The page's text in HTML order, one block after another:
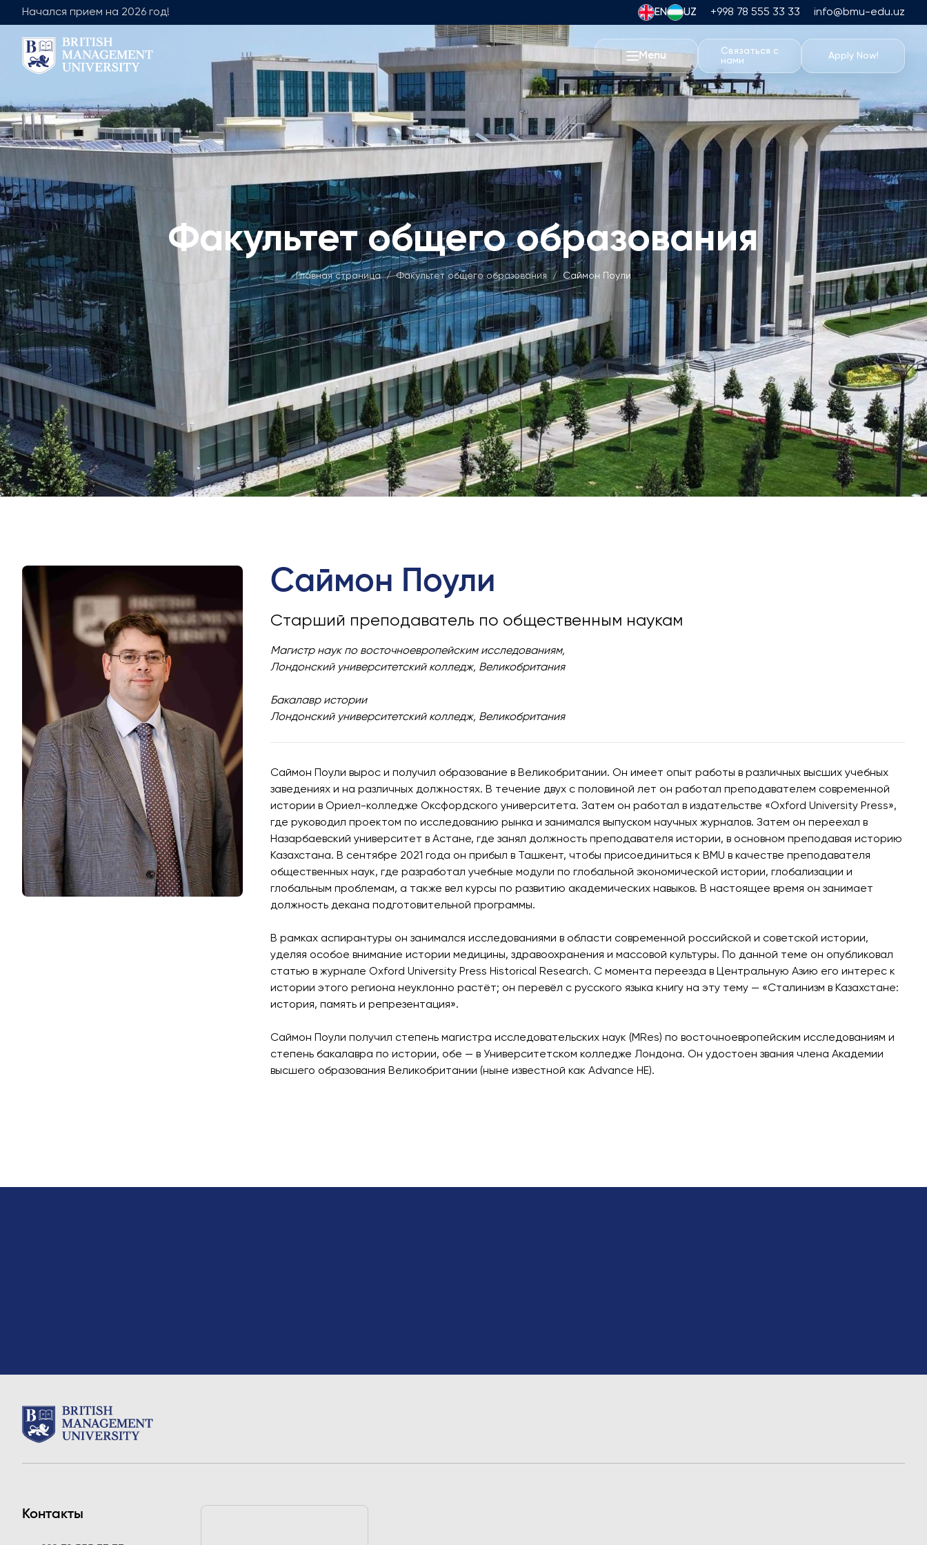
Начался прием на 2026 год! EN UZ +998 78 555 33 33 info@bmu-edu.uz
Menu
Связаться с
нами
Apply Now!
О Нас
Послание Ректора
Лицензия и Диплом
Видение, Миссия и Цели
Промышленное Партнерство
Центр Развития Карьеры
Взаимодействие с Корпоративным
Сектором
Членство в Профессиональных
Ассоциациях
Международное Партнерство
University of Reading
Queen Margaret University
Центр Прикладных Исследований
Команда
Руководящая Команда
Факультет Общего Образования
Академический Консультативный Совет
Вакансии
Академические Вакансии
Не Академические Вакансии
Программа Foundation
Структура программы
Заявка и сборы
Вступительные Экзамены по Математике
Бакалавриат
Описание
Заявка и сборы
Магистратура
Описание
Заявка и сборы
Подготовительные Курсы
Программа Pre-Master’s
Подготовка к экзаменам Excel Expert и
Power BI Data Analyst.
Цифровое Лидерство с Использованием
Искусственного Интеллекта и Бизнес-
Информатики
PMI Сертификация
Курс PDU
Академические Путешествия
Университетский Кампус
Академические Возможности
Спортивные сооружения
Жилье и питание
Мероприятия
Студенческая жизнь
Students' Union
Студенческие Клубы
Психология и Оздоровление
Что нового?
Статьи
Фото Галерея
Посетить BMU
Cambridge Dream
Подать заявку и принять участие в
конкурсе
Факультет общего образования
Главная страница / Факультет общего образования / Саймон Поули
Саймон Поули
Старший преподаватель по общественным наукам
Магистр наук по восточноевропейским исследованиям,
Лондонский университетский колледж, Великобритания
Бакалавр истории
Лондонский университетский колледж, Великобритания
Саймон Поули вырос и получил образование в Великобритании. Он имеет опыт работы в различных высших учебных
заведениях и на различных должностях. В течение двух с половиной лет он работал преподавателем современной
истории в Ориел-колледже Оксфордского университета. Затем он работал в издательстве «Oxford University Press»,
где руководил проектом по исследованию рынка и занимался выпуском научных журналов. Затем он переехал в
Назарбаевский университет в Астане, где занял должность преподавателя истории, в основном преподавая историю
Казахстана. В сентябре 2021 года он прибыл в Ташкент, чтобы присоединиться к BMU в качестве преподавателя
общественных наук, где разработал учебные модули по глобальной экономической истории, глобализации и
глобальным проблемам, а также вел курсы по развитию академических навыков. В настоящее время он занимает
должность декана подготовительной программы.
В рамках аспирантуры он занимался исследованиями в области современной российской и советской истории,
уделяя особое внимание истории медицины, здравоохранения и массовой культуры. По данной теме он опубликовал
статью в журнале Oxford University Press Historical Research. С момента переезда в Центральную Азию его интерес к
истории этого региона неуклонно растёт; он перевёл с русского языка книгу на эту тему — «Сталинизм в Казахстане:
история, память и репрезентация».
Саймон Поули получил степень магистра исследовательских наук (MRes) по восточноевропейским исследованиям и
степень бакалавра по истории, обе — в Университетском колледже Лондона. Он удостоен звания члена Академии
высшего образования Великобритании (ныне известной как Advance HE).
Контакты